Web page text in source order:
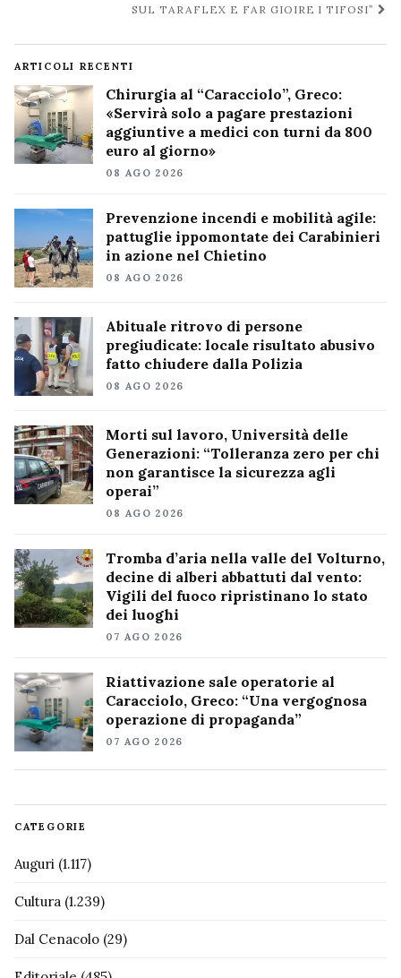
SUL TARAFLEX E FAR GIOIRE I TIFOSI”
ARTICOLI RECENTI
Chirurgia al “Caracciolo”, Greco:
«Servirà solo a pagare prestazioni
aggiuntive a medici con turni da 800
euro al giorno»
08 AGO 2026
Prevenzione incendi e mobilità agile:
pattuglie ippomontate dei Carabinieri
in azione nel Chietino
08 AGO 2026
Abituale ritrovo di persone
pregiudicate: locale risultato abusivo
fatto chiudere dalla Polizia
08 AGO 2026
Morti sul lavoro, Università delle
Generazioni: “Tolleranza zero per chi
non garantisce la sicurezza agli
operai”
08 AGO 2026
Tromba d’aria nella valle del Volturno,
decine di alberi abbattuti dal vento:
Vigili del fuoco ripristinano lo stato
dei luoghi
07 AGO 2026
Riattivazione sale operatorie al
Caracciolo, Greco: “Una vergognosa
operazione di propaganda”
07 AGO 2026
CATEGORIE
Auguri (1.117)
Cultura (1.239)
Dal Cenacolo (29)